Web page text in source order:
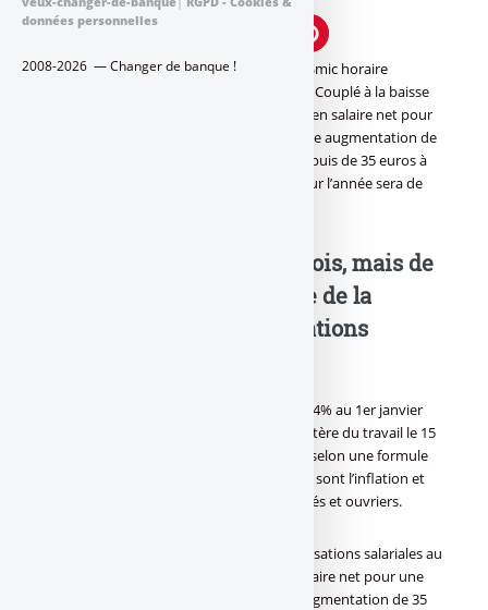
En application des dispositions légales, le Smic horaire
augmentera de 1,24 % au 1er janvier 2018. Couplé à la baisse
des cotisations salariales, cela représente, en salaire net pour
une personne travaillant à temps plein, une augmentation de
20 euros par mois de janvier à septembre puis de 35 euros à
partir du 1er octobre. Au total, la hausse sur l’année sera de
Hausse de 18.35€ bruts / mois, mais de
20€ nets, en tenant compte de la
première baisse des cotisations
Le salaire minimum sera revalorisé de +1.24% au 1er janvier
2018. L’annonce a été effectué par le ministère du travail le 15
décembre 2017. Cette hausse est calculée selon une formule
complexe, dont les paramètres principaux sont l’inflation et
l’évolution du pouvoir d’achat des employés et ouvriers.
Couplé à la baisse supplémentaire des cotisations salariales au
1er octobre 2017, cela représentera, en salaire net pour une
personne travaillant à temps plein, une augmentation de 35
données personnelles
2008-2026 — Changer de banque !